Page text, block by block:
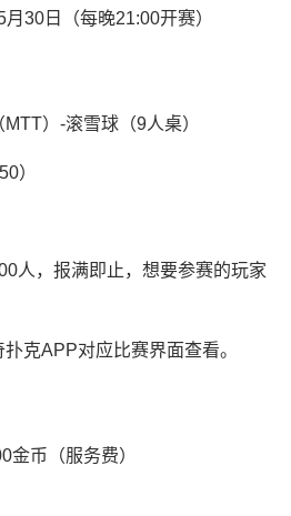
30日（每晚21:00开赛）
）-滚雪球（9人桌）
）
人，报满即止，想要参赛的玩家
克APP对应比赛界面查看。
金币（服务费）